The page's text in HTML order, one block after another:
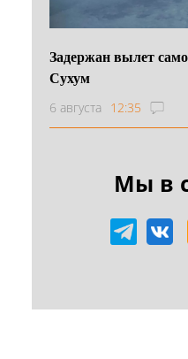
Задержан вылет
Сухум
6 августа 12:35
Мы в